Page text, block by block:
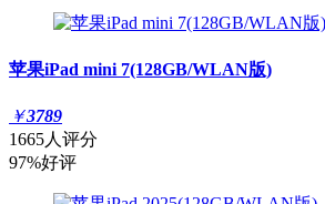
苹果iPad mini 7(128GB/WLAN版)
￥3789
1665人评分
97%好评